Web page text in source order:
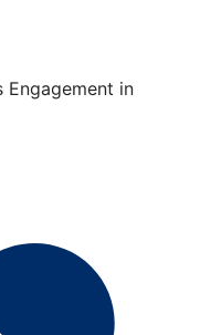
Engagement in